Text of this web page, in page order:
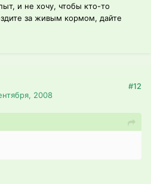
и не хочу, чтобы кто-то
за живым кормом, дайте
2008
#12